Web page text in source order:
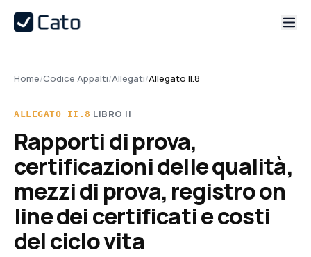
Home/Codice Appalti/Allegati/Allegato II.8
ALLEGATO II.8 ·LIBRO II
Rapporti di prova,
certificazioni delle qualità,
mezzi di prova, registro on
line dei certificati e costi
del ciclo vita